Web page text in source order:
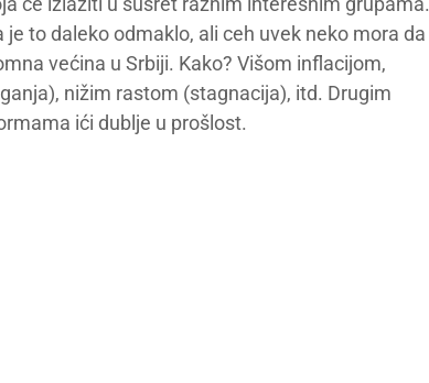
to daleko odmaklo, ali ceh uvek neko mora da
većina u Srbiji. Kako? Višom inflacijom,
nižim rastom (stagnacija), itd. Drugim
ići dublje u prošlost.